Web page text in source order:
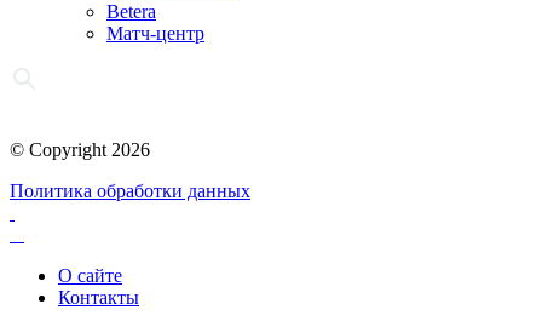
Betera
Матч-центр
© Copyright 2026
Политика обработки данных
О сайте
Контакты